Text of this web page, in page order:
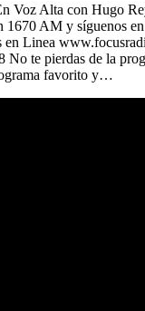
Voz Alta con Hugo
1670 AM y síguenos en
en Linea
No te pierdas de la
favorito y…